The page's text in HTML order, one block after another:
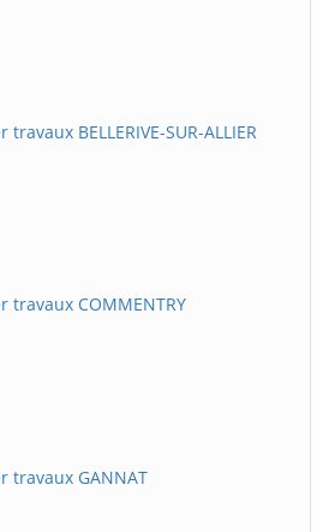
BELLERIVE-SUR-ALLIER
travaux COMMENTRY
travaux GANNAT